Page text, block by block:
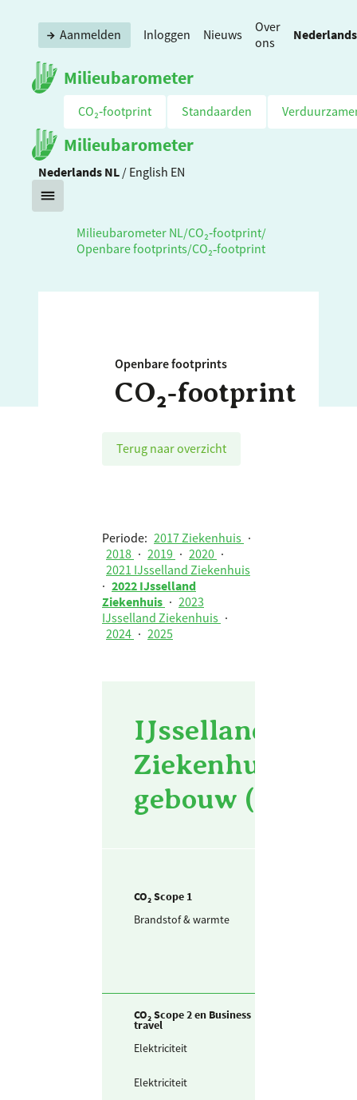
Milieubarometer
Aanmelden Inloggen Nieuws
Over
ons
Nederlands
CO₂‑footprint Standaarden
Milieubarometer
Nederlands NL / English EN
Milieubarometer NL /CO₂‑footprint/
Openbare footprints/CO₂‑footprint
Openbare footprints
CO₂‑footprint
Terug naar overzicht
Periode: 2017 Ziekenhuis ·
2018 · 2019 · 2020 ·
2021 IJsselland Ziekenhuis
· 2022 IJsselland
Ziekenhuis · 2023
IJsselland Ziekenhuis ·
2024 · 2025
IJsselland
Ziekenhuis -
gebouw (m²
CO₂ Scope 1
Brandstof & warmte
CO₂ Scope 2 en Business
travel
Elektriciteit
Elektriciteit